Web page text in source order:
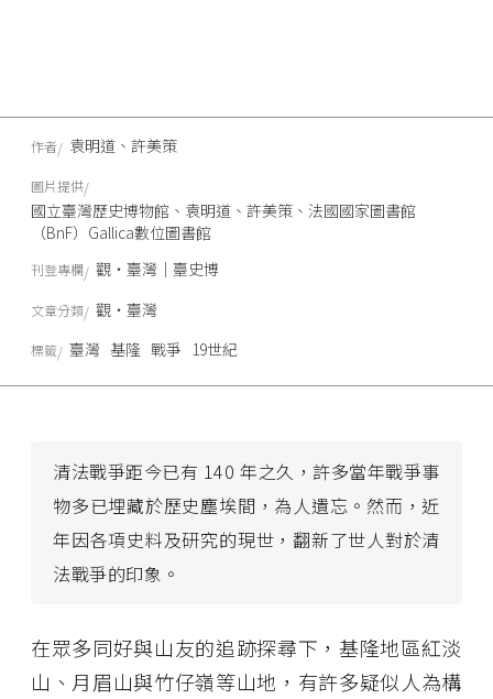
清法戰爭距今已有 140 年之久，許多當年戰爭事
物多已埋藏於歷史塵埃間，為人遺忘。然而，近
年因各項史料及研究的現世，翻新了世人對於清
法戰爭的印象。
在眾多同好與山友的追跡探尋下，基隆地區紅淡
山、月眉山與竹仔嶺等山地，有許多疑似人為構
作者 袁明道、許美策
圖片提供
國立臺灣歷史博物館、袁明道、許美策、法國國家圖書館
（BnF）Gallica數位圖書館
刊登專欄 觀‧臺灣｜臺史博
文章分類 觀‧臺灣
標籤 臺灣 基隆 戰爭 19世紀